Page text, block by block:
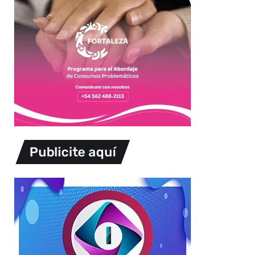
Publicite aquí